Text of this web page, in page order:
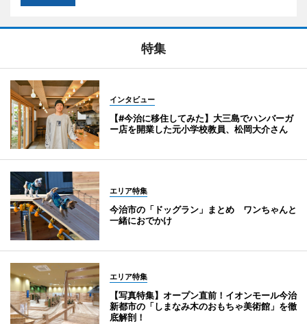
特集
インタビュー
【#今治に移住してみた】大三島でハンバーガ
ー店を開業した元小学校教員、松岡大介さん
エリア特集
今治市の「ドッグラン」まとめ ワンちゃんと
一緒におでかけ
エリア特集
【写真特集】オープン直前！イオンモール今治
新都市の「しまなみ木のおもちゃ美術館」を徹
底解剖！